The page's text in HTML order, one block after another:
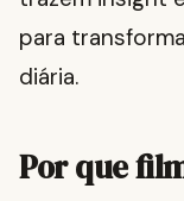
para
diária.
Por que